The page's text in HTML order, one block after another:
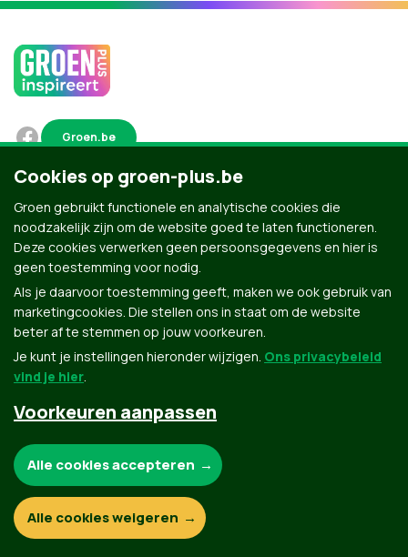
Groen.be
© Copyright Groen 2026 | Gemaakt metNationBuilder| Gebouwd doorTectonica
Contact Privacybeleid
Cookies op groen-plus.be
Groen gebruikt functionele en analytische cookies die
noodzakelijk zijn om de website goed te laten functioneren.
Deze cookies verwerken geen persoonsgegevens en hier is
geen toestemming voor nodig.
Als je daarvoor toestemming geeft, maken we ook gebruik van
marketingcookies. Die stellen ons in staat om de website
beter af te stemmen op jouw voorkeuren.
Je kunt je instellingen hieronder wijzigen. Ons privacybeleid
vind je hier.
Voorkeuren aanpassen
Functionele en analytische cookies:
Alle cookies accepteren
Alle cookies weigeren